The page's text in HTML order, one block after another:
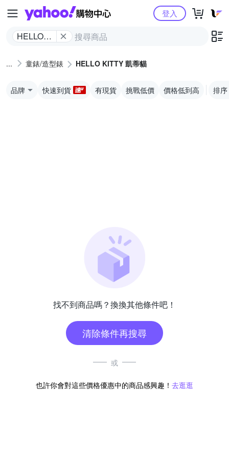
Yahoo購物中心
HELLO
蒂貓
登入
童錶/造型錶 HELLO KITTY 凱蒂貓
品牌 快速到貨 有現貨 挑戰低價 價格低到高 排序
找不到商品嗎？換換其他條件吧！
清除條件再搜尋
或
也許你會對這些價格優惠中的商品感興趣！ 去逛逛